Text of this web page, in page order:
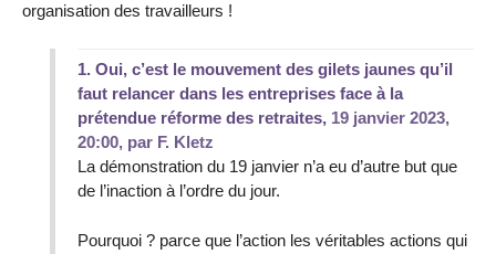
organisation des travailleurs !
1. Oui, c’est le mouvement des gilets jaunes qu’il
faut relancer dans les entreprises face à la
prétendue réforme des retraites, 19 janvier 2023,
20:00, par F. Kletz
La démonstration du 19 janvier n’a eu d’autre but que
de l’inaction à l’ordre du jour.
Pourquoi ? parce que l’action les véritables actions qui